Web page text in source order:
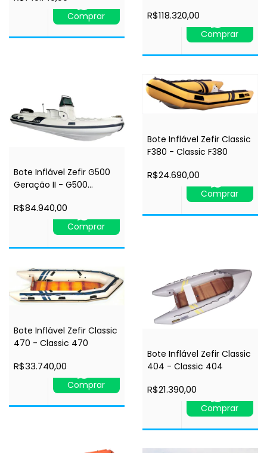
Comprar R$118.320,00
Comprar
Bote Inflável Zefir G500
Geração II - G500
R$84.940,00
Comprar
Bote Inflável Zefir Classic
F380 - Classic F380
R$24.690,00
Comprar
Bote Inflável Zefir Classic
470 - Classic 470
R$33.740,00
Comprar
Bote Inflável Zefir Classic
404 - Classic 404
R$21.390,00
Comprar